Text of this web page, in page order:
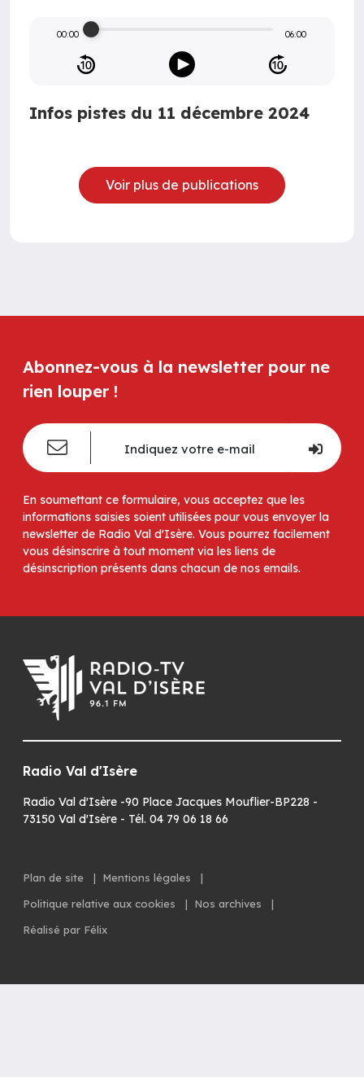
00:00 06:00
Infos pistes du 11 décembre 2024
Voir plus de publications
Abonnez-vous à la newsletter pour ne
rien louper !
En soumettant ce formulaire, vous acceptez que les
informations saisies soient utilisées pour vous envoyer la
newsletter de Radio Val d'Isère. Vous pourrez facilement
vous désinscrire à tout moment via les liens de
désinscription présents dans chacun de nos emails.
Radio Val d'Isère
Radio Val d'Isère -90 Place Jacques Mouflier-BP228 -
73150 Val d'Isère - Tél. 04 79 06 18 66
Plan de site | Mentions légales
|
Politique relative aux cookies
| Nos archives
|
Réalisé par Félix